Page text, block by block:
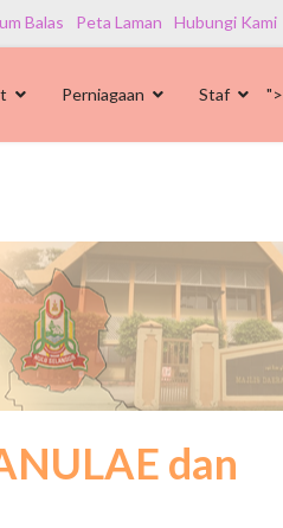
Balas Peta Laman Hubungi Kami
Perniagaan Staf ">
dan